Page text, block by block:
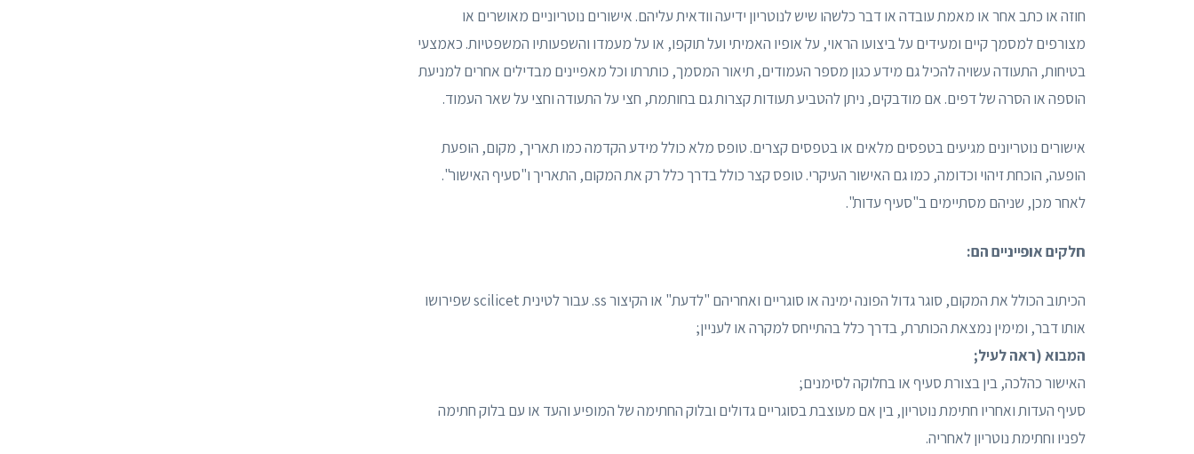
חוזה או כתב אחר או מאמת עובדה או דבר כלשהו שיש לנוטריון ידיעה וודאית עליהם. אישורים נוטריוניים מאושרים או
מצורפים למסמך קיים ומעידים על ביצועו הראוי, על אופיו האמיתי ועל תוקפו, או על מעמדו והשפעותיו המשפטיות. כאמצעי
בטיחות, התעודה עשויה להכיל גם מידע כגון מספר העמודים, תיאור המסמך, כותרתו וכל מאפיינים מבדילים אחרים למניעת
הוספה או הסרה של דפים. אם מודבקים, ניתן להטביע תעודות קצרות גם בחותמת, חצי על התעודה וחצי על שאר העמוד.
אישורים נוטריונים מגיעים בטפסים מלאים או בטפסים קצרים. טופס מלא כולל מידע הקדמה כמו תאריך, מקום, הופעת
הופעה, הוכחת זיהוי וכדומה, כמו גם האישור העיקרי. טופס קצר כולל בדרך כלל רק את המקום, התאריך ו"סעיף האישור".
לאחר מכן, שניהם מסתיימים ב"סעיף עדות".
חלקים אופייניים הם:
הכיתוב הכולל את המקום, סוגר גדול הפונה ימינה או סוגריים ואחריהם "לדעת" או הקיצור ss. עבור לטינית scilicet שפירושו
אותו דבר, ומימין נמצאת הכותרת, בדרך כלל בהתייחס למקרה או לעניין;
המבוא (ראה לעיל;
האישור כהלכה, בין בצורת סעיף או בחלוקה לסימנים;
סעיף העדות ואחריו חתימת נוטריון, בין אם מעוצבת בסוגריים גדולים ובלוק החתימה של המופיע והעד או עם בלוק חתימה
לפניו וחתימת נוטריון לאחריה.